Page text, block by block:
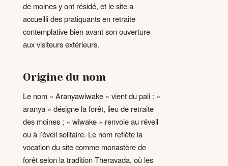
de moines y ont résidé, et le site a
accueilli des pratiquants en retraite
contemplative bien avant son ouverture
aux visiteurs extérieurs.
Origine du nom
Le nom « Aranyawiwake » vient du pali : «
aranya » désigne la forêt, lieu de retraite
des moines ; « wiwake » renvoie au réveil
ou à l’éveil solitaire. Le nom reflète la
vocation du site comme monastère de
forêt selon la tradition Theravada, où les